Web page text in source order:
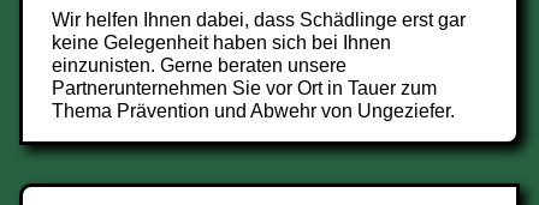
Wir helfen Ihnen dabei, dass Schädlinge erst gar
keine Gelegenheit haben sich bei Ihnen
einzunisten. Gerne beraten unsere
Partnerunternehmen Sie vor Ort in Tauer zum
Thema Prävention und Abwehr von Ungeziefer.